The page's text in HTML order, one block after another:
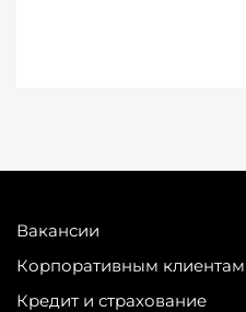
Вакансии
Корпоративным клиентам
Кредит и страхование